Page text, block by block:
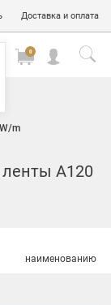
Доставка и оплата
0
m
A120
наименованию